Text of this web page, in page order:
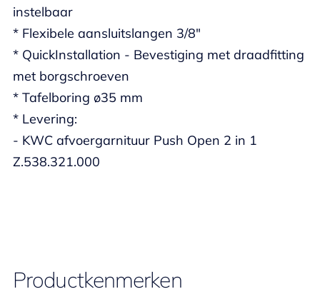
instelbaar
* Flexibele aansluitslangen 3/8"
* QuickInstallation - Bevestiging met draadfitting
met borgschroeven
* Tafelboring ø35 mm
* Levering:
- KWC afvoergarnituur Push Open 2 in 1
Z.538.321.000
Productkenmerken